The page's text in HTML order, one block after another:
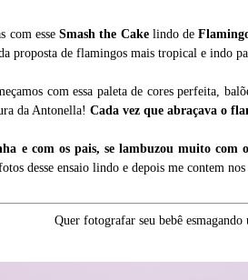
com esseSmash the Cakelindo de
proposta de flamingos mais tropical e indo
com essa paleta de cores perfeita,
da Antonella! Cada vez que abraçava o
e com os pais, selambuzou muito com
desse ensaio lindo e depois me contem
Quer fotografar seu bebê